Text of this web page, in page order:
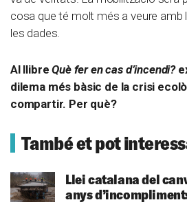
cosa que té molt més a veure
les dades.
Al llibreQuè fer en cas d’incendi?
dilema més bàsic de la crisi
compartir. Per què?
També et pot
Llei catalana del
anys